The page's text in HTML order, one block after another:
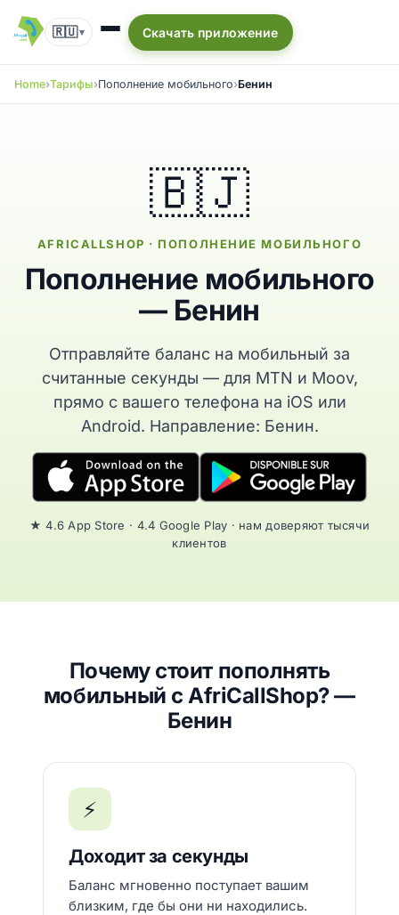
🇷🇺▾ Скачать приложение
Home Тарифы Пополнение мобильного Бенин
🇧🇯
AFRICALLSHOP · ПОПОЛНЕНИЕ МОБИЛЬНОГО
Пополнение мобильного
— Бенин
Отправляйте баланс на мобильный за
считанные секунды — для MTN и Moov,
прямо с вашего телефона на iOS или
Android. Направление: Бенин.
★ 4.6 App Store · 4.4 Google Play · нам доверяют тысячи
клиентов
Почему стоит пополнять
мобильный с AfriCallShop? —
Бенин
⚡
Доходит за секунды
Баланс мгновенно поступает вашим
близким, где бы они ни находились.